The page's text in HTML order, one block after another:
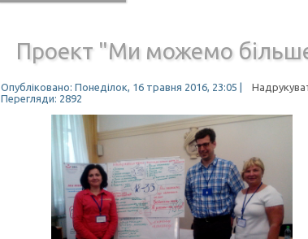
Проект "Ми можемо
Опубліковано: Понеділок, 16 травня 2016, 23:05
Перегляди: 2892